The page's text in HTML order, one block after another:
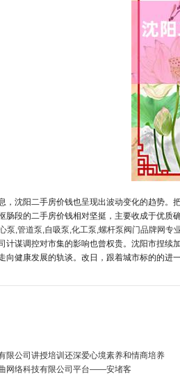
，沈阳二手房价钱也呈现出波动变化的趋势
肠段的二手房价钱相对坚挺，主要收成于优质
泵,管道泵,自吸泵,化工泵,螺杆泵阀门品牌网专
计谋调控对市集的影响也曾权贵。沈阳市捏续
向健康发展的轨谈。改日，跟着城市标的的
限公司讲授培训还深爱心境素养和情商培养
网络科技有限公司平台——安堵客